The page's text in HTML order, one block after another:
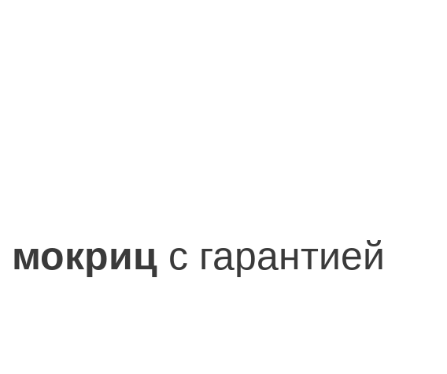
мокриц с гарантией